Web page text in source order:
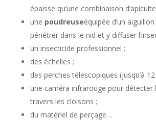
épaisse qu’une combinaison
une poudreuseéquipée d’un
pénétrer dans le nid et y diffuser
un insecticide professionnel ;
des échelles ;
des perches télescopiques (jusqu’à
une caméra infrarouge pour détecter
travers les cloisons ;
du matériel de perçage…